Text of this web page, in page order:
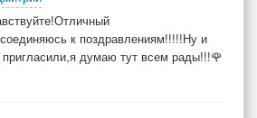
к поздравлениям!!!!!Ну и
пригласили,я думаю тут всем рады!!!🌹